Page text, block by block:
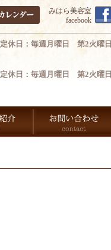
みはら美容室
facebook
定休日：毎週月曜日 第2火曜日
定休日：毎週月曜日 第2火曜日